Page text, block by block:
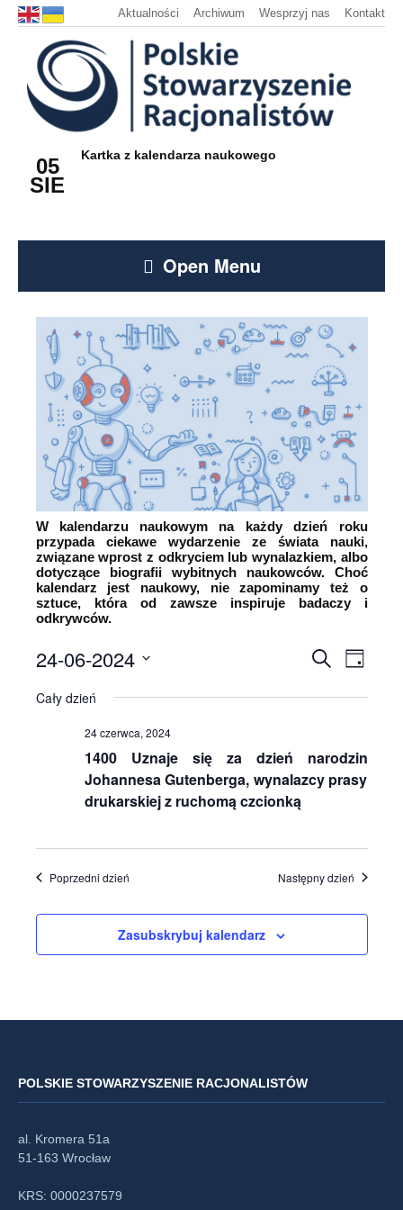
Aktualności Archiwum Wesprzyj nas Kontakt
05
SIE
Kartka z kalendarza naukowego
Open Menu
W kalendarzu naukowym na każdy dzień roku
przypada ciekawe wydarzenie ze świata nauki,
związane wprost z odkryciem lub wynalazkiem, albo
dotyczące biografii wybitnych naukowców. Choć
kalendarz jest naukowy, nie zapominamy też o
sztuce, która od zawsze inspiruje badaczy i
odkrywców.
Szukaj
Dzień
24-06-2024
datę.
Cały dzień
24 czerwca, 2024
1400 Uznaje się za dzień narodzin
Johannesa Gutenberga, wynalazcy prasy
drukarskiej z ruchomą czcionką
Poprzedni dzień Następny dzień
Zasubskrybuj kalendarz
POLSKIE STOWARZYSZENIE RACJONALISTÓW
al. Kromera 51a
51-163 Wrocław
KRS: 0000237579